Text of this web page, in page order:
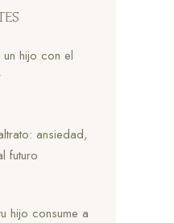
hijo con el
ansiedad,
futuro
hijo consume a